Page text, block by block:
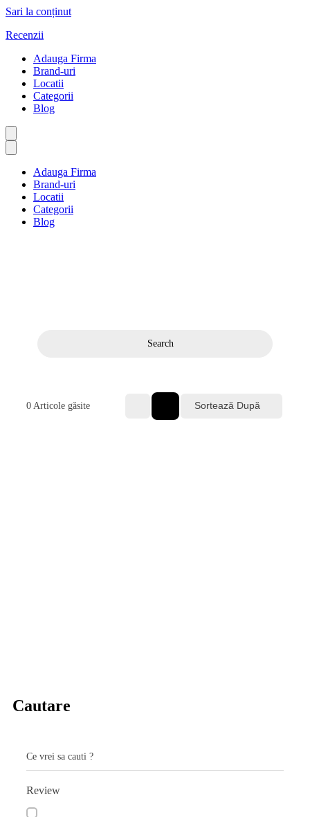
Sari la conținut
Recenzii
Adauga Firma
Brand-uri
Locatii
Categorii
Blog
Adauga Firma
Brand-uri
Locatii
Categorii
Blog
Search
0 Articole găsite Sortează După
Cautare
Ce vrei sa cauti ?
Review